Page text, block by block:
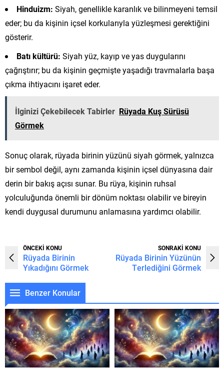
Hinduizm: Siyah, genellikle karanlık ve bilinmeyeni temsil
eder; bu da kişinin içsel korkularıyla yüzleşmesi gerektiğini
gösterir.
Batı kültürü: Siyah yüz, kayıp ve yas duygularını
çağrıştırır; bu da kişinin geçmişte yaşadığı travmalarla başa
çıkma ihtiyacını işaret eder.
İlginizi Çekebilecek Tabirler Rüyada Kuş Sürüsü
Görmek
Sonuç olarak, rüyada birinin yüzünü siyah görmek, yalnızca
bir sembol değil, aynı zamanda kişinin içsel dünyasına dair
derin bir bakış açısı sunar. Bu rüya, kişinin ruhsal
yolculuğunda önemli bir dönüm noktası olabilir ve bireyin
kendi duygusal durumunu anlamasına yardımcı olabilir.
ÖNCEKİ KONU
Rüyada Birinin
Yıkadığını Görmek
SONRAKİ KONU
Rüyada Birinin Yüzünün
Terlediğini Görmek
Benzer Konular